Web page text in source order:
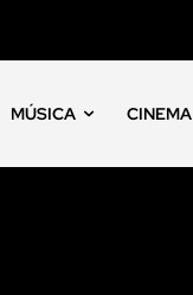
MÚSICA CINEMA